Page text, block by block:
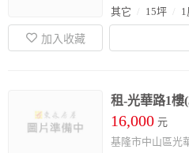
其它
15坪
租-光華路1樓
16,000 元
基隆市中山區光